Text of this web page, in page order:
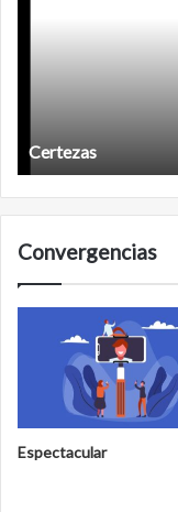
Convergencias
Espectacular